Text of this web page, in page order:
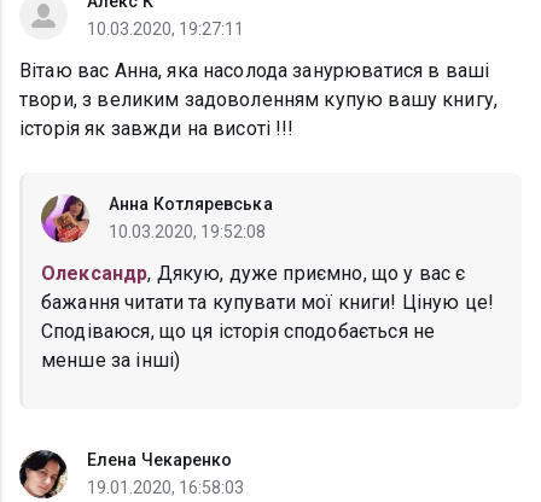
10.03.2020, 19:27:11
Вітаю вас Анна, яка насолода занурюватися в ваші
твори, з великим задоволенням купую вашу книгу,
історія як завжди на висоті !!!
Анна Котляревська
10.03.2020, 19:52:08
Олександр, Дякую, дуже приємно, що у вас є
бажання читати та купувати мої книги! Ціную це!
Сподіваюся, що ця історія сподобається не
менше за інші)
Елена Чекаренко
19.01.2020, 16:58:03